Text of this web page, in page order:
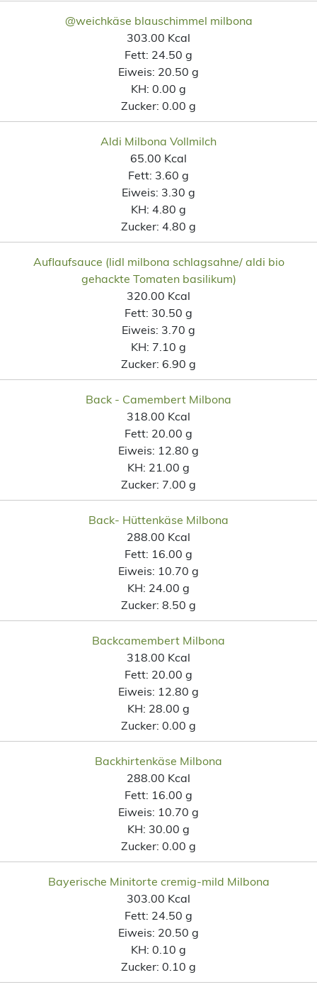
@weichkäse blauschimmel milbona
303.00 Kcal
Fett: 24.50 g
Eiweis: 20.50 g
KH: 0.00 g
Zucker: 0.00 g
Aldi Milbona Vollmilch
65.00 Kcal
Fett: 3.60 g
Eiweis: 3.30 g
KH: 4.80 g
Zucker: 4.80 g
Auflaufsauce (lidl milbona schlagsahne/ aldi bio
gehackte Tomaten basilikum)
320.00 Kcal
Fett: 30.50 g
Eiweis: 3.70 g
KH: 7.10 g
Zucker: 6.90 g
Back - Camembert Milbona
318.00 Kcal
Fett: 20.00 g
Eiweis: 12.80 g
KH: 21.00 g
Zucker: 7.00 g
Back- Hüttenkäse Milbona
288.00 Kcal
Fett: 16.00 g
Eiweis: 10.70 g
KH: 24.00 g
Zucker: 8.50 g
Backcamembert Milbona
318.00 Kcal
Fett: 20.00 g
Eiweis: 12.80 g
KH: 28.00 g
Zucker: 0.00 g
Backhirtenkäse Milbona
288.00 Kcal
Fett: 16.00 g
Eiweis: 10.70 g
KH: 30.00 g
Zucker: 0.00 g
Bayerische Minitorte cremig-mild Milbona
303.00 Kcal
Fett: 24.50 g
Eiweis: 20.50 g
KH: 0.10 g
Zucker: 0.10 g